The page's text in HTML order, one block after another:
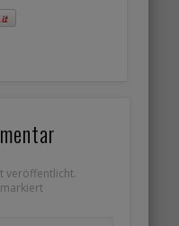
veröffentlicht.
markiert